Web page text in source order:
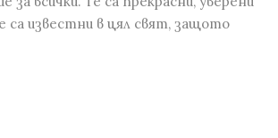
са известни в цял свят, защото